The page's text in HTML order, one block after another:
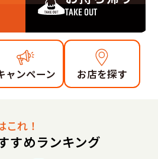
TAKE OUT
ャンペーン お店を探す
これ！
すめランキング